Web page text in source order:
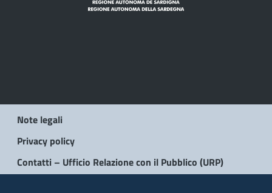
Note legali
Privacy policy
Contatti – Ufficio Relazione con il Pubblico (URP)